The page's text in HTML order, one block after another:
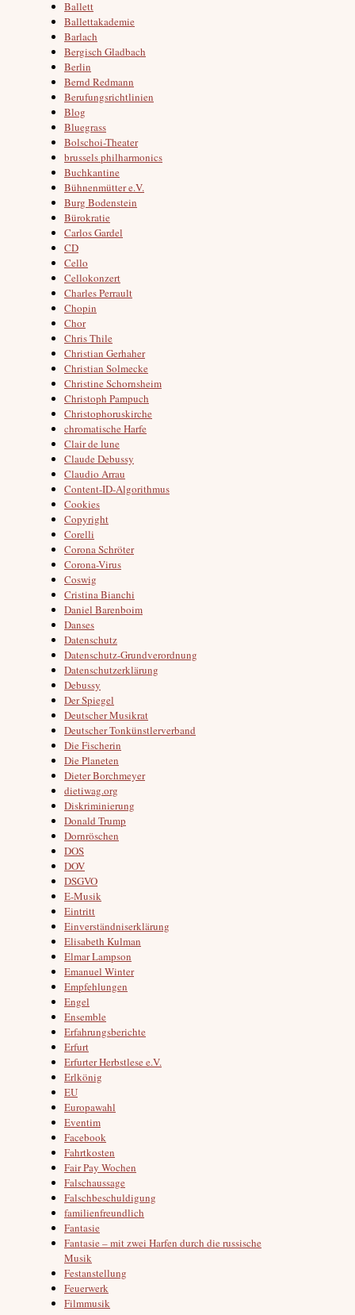
Ballett
Ballettakademie
Barlach
Bergisch Gladbach
Berlin
Bernd Redmann
Berufungsrichtlinien
Blog
Bluegrass
Bolschoi-Theater
brussels philharmonics
Buchkantine
Bühnenmütter e.V.
Burg Bodenstein
Bürokratie
Carlos Gardel
CD
Cello
Cellokonzert
Charles Perrault
Chopin
Chor
Chris Thile
Christian Gerhaher
Christian Solmecke
Christine Schornsheim
Christoph Pampuch
Christophoruskirche
chromatische Harfe
Clair de lune
Claude Debussy
Claudio Arrau
Content-ID-Algorithmus
Cookies
Copyright
Corelli
Corona Schröter
Corona-Virus
Coswig
Cristina Bianchi
Daniel Barenboim
Danses
Datenschutz
Datenschutz-Grundverordnung
Datenschutzerklärung
Debussy
Der Spiegel
Deutscher Musikrat
Deutscher Tonkünstlerverband
Die Fischerin
Die Planeten
Dieter Borchmeyer
dietiwag.org
Diskriminierung
Donald Trump
Dornröschen
DOS
DOV
DSGVO
E-Musik
Eintritt
Einverständniserklärung
Elisabeth Kulman
Elmar Lampson
Emanuel Winter
Empfehlungen
Engel
Ensemble
Erfahrungsberichte
Erfurt
Erfurter Herbstlese e.V.
Erlkönig
EU
Europawahl
Eventim
Facebook
Fahrtkosten
Fair Pay Wochen
Falschaussage
Falschbeschuldigung
familienfreundlich
Fantasie
Fantasie – mit zwei Harfen durch die russische
Musik
Festanstellung
Feuerwerk
Filmmusik